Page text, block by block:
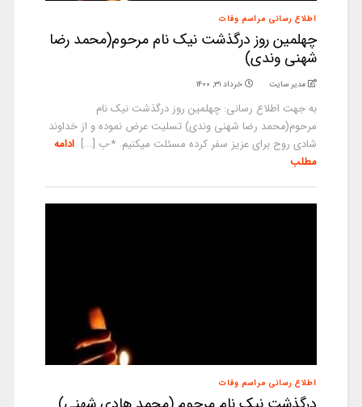
اطلاع رسانی مراسم وفات
چهلمین روز درگذشت نیک نام مرحوم(محمد رضا
شهنی وندی)
مدیر سایت خرداد ۳۱, ۱۴۰۰
به جهت اطلاع رسانی: چهلمین روز درگذشت نیک نام
مرحوم(محمد رضا شهنی وندی) تسلیت عرض نموده و از خداوند
شادی روح برای عزیز سفر کرده مسئلت میکنیم. *-ب [...] ادامه
مطلب
اطلاع رسانی مراسم وفات